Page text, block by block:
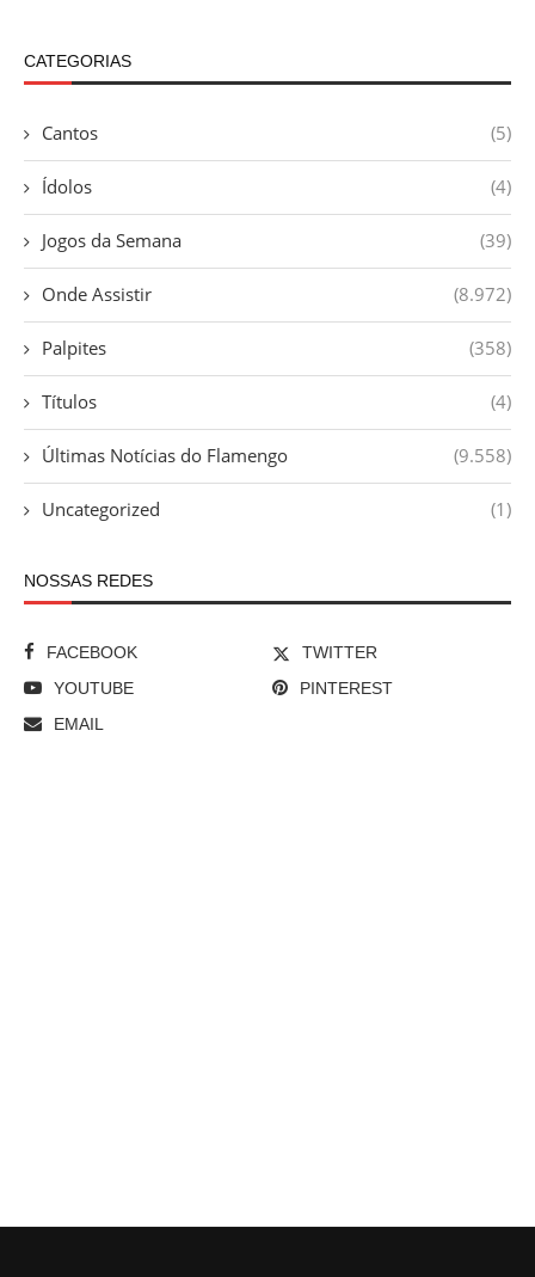
CATEGORIAS
Cantos (5)
Ídolos (4)
Jogos da Semana (39)
Onde Assistir (8.972)
Palpites (358)
Títulos (4)
Últimas Notícias do Flamengo (9.558)
Uncategorized (1)
NOSSAS REDES
FACEBOOK
TWITTER
YOUTUBE
PINTEREST
EMAIL